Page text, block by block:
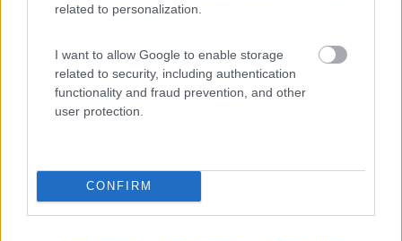
related to personalization.
I want to allow Google to enable storage
related to security, including authentication
functionality and fraud prevention, and other
user protection.
CONFIRM
Area di sosta (AA)
Bogner's Wohnmobilstellplatz
8 2
Servizi / Posizione
Area pianeggiante sulle sponde del fiume Meno, a
pagament...